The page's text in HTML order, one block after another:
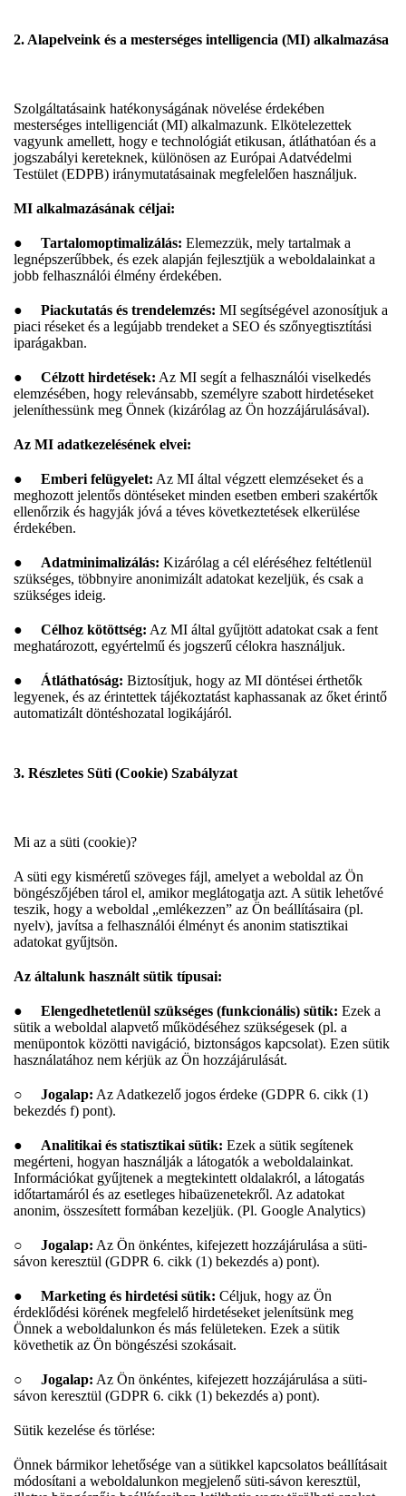
2. Alapelveink és a mesterséges intelligencia (MI) alkalmazása
Szolgáltatásaink hatékonyságának növelése érdekében
mesterséges intelligenciát (MI) alkalmazunk. Elkötelezettek
vagyunk amellett, hogy e technológiát etikusan, átláthatóan és a
jogszabályi kereteknek, különösen az Európai Adatvédelmi
Testület (EDPB) iránymutatásainak megfelelően használjuk.
MI alkalmazásának céljai:
● Tartalomoptimalizálás: Elemezzük, mely tartalmak a
legnépszerűbbek, és ezek alapján fejlesztjük a weboldalainkat a
jobb felhasználói élmény érdekében.
● Piackutatás és trendelemzés: MI segítségével azonosítjuk a
piaci réseket és a legújabb trendeket a SEO és szőnyegtisztítási
iparágakban.
● Célzott hirdetések: Az MI segít a felhasználói viselkedés
elemzésében, hogy relevánsabb, személyre szabott hirdetéseket
jeleníthessünk meg Önnek (kizárólag az Ön hozzájárulásával).
Az MI adatkezelésének elvei:
● Emberi felügyelet: Az MI által végzett elemzéseket és a
meghozott jelentős döntéseket minden esetben emberi szakértők
ellenőrzik és hagyják jóvá a téves következtetések elkerülése
érdekében.
● Adatminimalizálás: Kizárólag a cél eléréséhez feltétlenül
szükséges, többnyire anonimizált adatokat kezeljük, és csak a
szükséges ideig.
● Célhoz kötöttség: Az MI által gyűjtött adatokat csak a fent
meghatározott, egyértelmű és jogszerű célokra használjuk.
● Átláthatóság: Biztosítjuk, hogy az MI döntései érthetők
legyenek, és az érintettek tájékoztatást kaphassanak az őket érintő
automatizált döntéshozatal logikájáról.
3. Részletes Süti (Cookie) Szabályzat
Mi az a süti (cookie)?
A süti egy kisméretű szöveges fájl, amelyet a weboldal az Ön
böngészőjében tárol el, amikor meglátogatja azt. A sütik lehetővé
teszik, hogy a weboldal „emlékezzen” az Ön beállításaira (pl.
nyelv), javítsa a felhasználói élményt és anonim statisztikai
adatokat gyűjtsön.
Az általunk használt sütik típusai:
● Elengedhetetlenül szükséges (funkcionális) sütik: Ezek a
sütik a weboldal alapvető működéséhez szükségesek (pl. a
menüpontok közötti navigáció, biztonságos kapcsolat). Ezen sütik
használatához nem kérjük az Ön hozzájárulását.
○ Jogalap: Az Adatkezelő jogos érdeke (GDPR 6. cikk (1)
bekezdés f) pont).
● Analitikai és statisztikai sütik: Ezek a sütik segítenek
megérteni, hogyan használják a látogatók a weboldalainkat.
Információkat gyűjtenek a megtekintett oldalakról, a látogatás
időtartamáról és az esetleges hibaüzenetekről. Az adatokat
anonim, összesített formában kezeljük. (Pl. Google Analytics)
○ Jogalap: Az Ön önkéntes, kifejezett hozzájárulása a süti-
sávon keresztül (GDPR 6. cikk (1) bekezdés a) pont).
● Marketing és hirdetési sütik: Céljuk, hogy az Ön
érdeklődési körének megfelelő hirdetéseket jelenítsünk meg
Önnek a weboldalunkon és más felületeken. Ezek a sütik
követhetik az Ön böngészési szokásait.
○ Jogalap: Az Ön önkéntes, kifejezett hozzájárulása a süti-
sávon keresztül (GDPR 6. cikk (1) bekezdés a) pont).
Sütik kezelése és törlése:
Önnek bármikor lehetősége van a sütikkel kapcsolatos beállításait
módosítani a weboldalunkon megjelenő süti-sávon keresztül,